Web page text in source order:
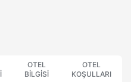
OTEL
BILGISI
OTEL
KOŞULLARI